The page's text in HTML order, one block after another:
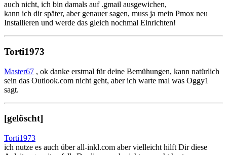
auch nicht, ich bin damals auf .gmail ausgewichen,
kann ich dir später, aber genauer sagen, muss ja mein Pmox neu
Installieren und werde das gleich nochmal Einrichten!
Torti1973
Master67 , ok danke erstmal für deine Bemühungen, kann natürlich
sein das Outlook.com nicht geht, aber ich warte mal was Oggy1
sagt.
[gelöscht]
Torti1973
ich nutze es auch über all-inkl.com aber vielleicht hilft Dir diese